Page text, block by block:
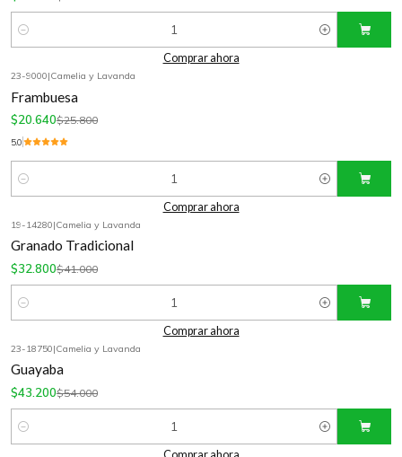
Cantidad
Comprar ahora
23-9000|Camelia y Lavanda
Frambuesa
$20.640$25.800
5.0
Cantidad
Comprar ahora
19-14280|Camelia y Lavanda
Granado Tradicional
$32.800$41.000
Cantidad
Comprar ahora
23-18750|Camelia y Lavanda
Guayaba
$43.200$54.000
Cantidad